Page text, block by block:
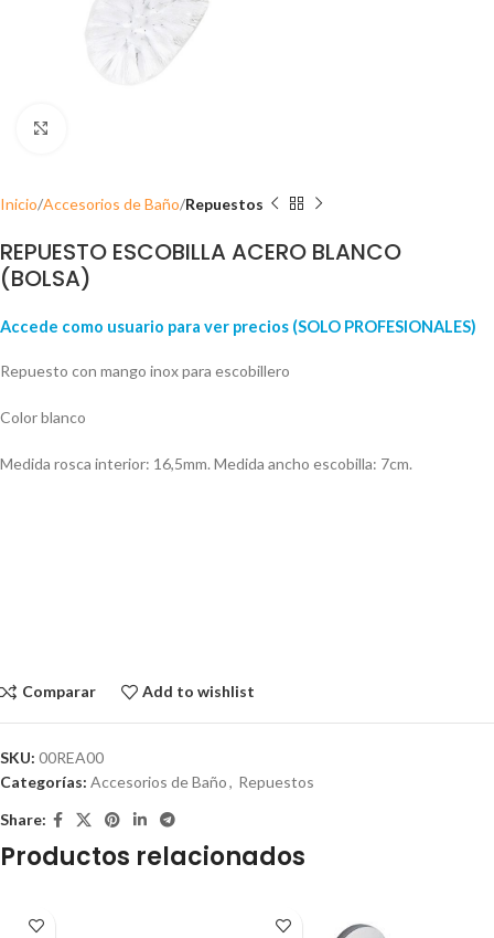
Inicio Accesorios de Baño Repuestos
REPUESTO ESCOBILLA ACERO BLANCO
(BOLSA)
Accede como usuario para ver precios (SOLO PROFESIONALES)
Repuesto con mango inox para escobillero
Color blanco
Medida rosca interior: 16,5mm. Medida ancho escobilla: 7cm.
Comparar Add to wishlist
SKU: 00REA00
Categorías: Accesorios de Baño, Repuestos
Share:
Productos relacionados